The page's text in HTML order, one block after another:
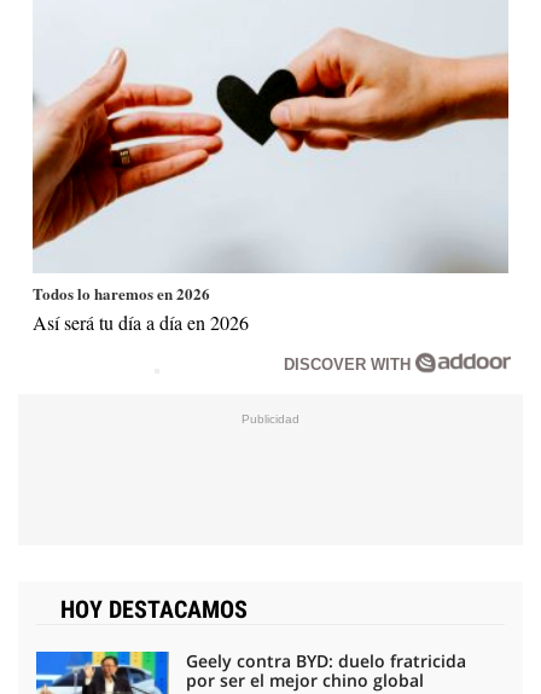
Todos lo haremos en 2026
Así será tu día a día en 2026
DISCOVER WITH
HOY DESTACAMOS
Geely contra BYD: duelo fratricida
por ser el mejor chino global